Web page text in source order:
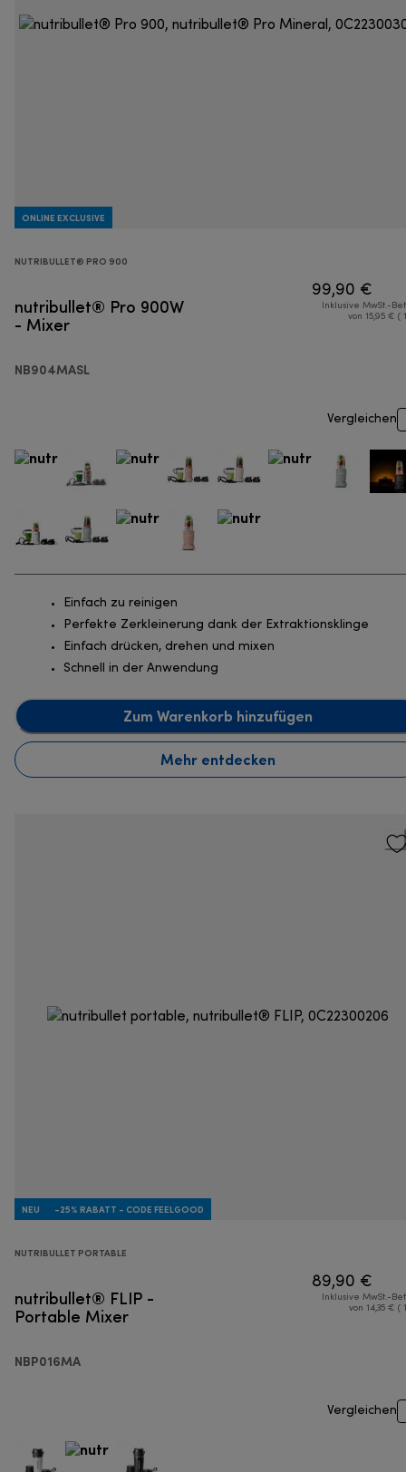
ONLINE EXCLUSIVE
NUTRIBULLET® PRO 900
nutribullet® Pro 900W
- Mixer
NB904MASL
99,90 €
Inklusive MwSt.-
von 15,95 € (
Vergleichen
Einfach zu reinigen
Perfekte Zerkleinerung dank der Extraktionsklinge
Einfach drücken, drehen und mixen
Schnell in der Anwendung
Zum Warenkorb hinzufügen
Mehr entdecken
NEU -25% RABATT - CODE FEELGOOD
NUTRIBULLET PORTABLE
nutribullet® FLIP -
Portable Mixer
NBP016MA
89,90 €
Inklusive MwSt.-
von 14,35 € (
Vergleichen